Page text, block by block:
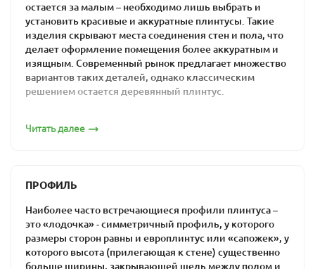
остается за малым – необходимо лишь выбрать и
установить красивые и аккуратные плинтусы. Такие
изделия скрывают места соединения стен и пола, что
делает оформление помещения более аккуратным и
изящным. Современный рынок предлагает множество
вариантов таких деталей, однако классическим
решением остается деревянный плинтус.
современной комнаты. А все потому, что напольный
украшает, подчеркивает и дополняет
маскирует щели в местах соединения стен и
пола;
позволяет аккуратно и незаметно
Читать далее
ПРОФИЛЬ
Наиболее часто встречающиеся профили плинтуса –
это «лодочка» - симметричный профиль, у которого
размеры сторон равны и европлинтус или «сапожек», у
которого высота (прилегающая к стене) существенно
больше ширины, закрывающей щель между полом и